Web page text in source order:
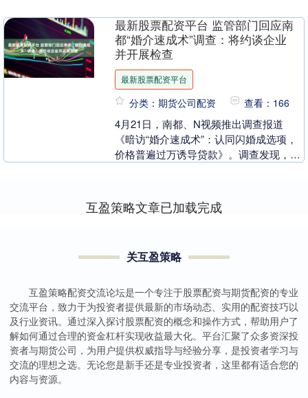
最新股票配资平台 监管部门回应南
都“婚介速成术”调查：将约谈企业
并开展检查
最新股票配资平台
分类：期货公司配资 查看：166
4月21日，南都、N视频推出调查报道
《暗访“婚介速成术”：认同闪婚成选项，
价格普遍过万诱导贷款》。调查发现，广
互盈策略文章已加载完成
关互盈策略
互盈策略配资交流论坛是一个专注于股票配资与期货配资的专业
交流平台，致力于为投资者提供最新的市场动态、实用的配资技巧以
及行业资讯。通过深入探讨股票配资的概念和操作方式，帮助用户了
解如何通过合理的资金杠杆实现收益最大化。平台汇聚了众多资深投
资者与期货公司，为用户提供权威指导与经验分享，是投资者学习与
交流的理想之选。无论您是新手还是专业投资者，这里都有适合您的
内容与资源。